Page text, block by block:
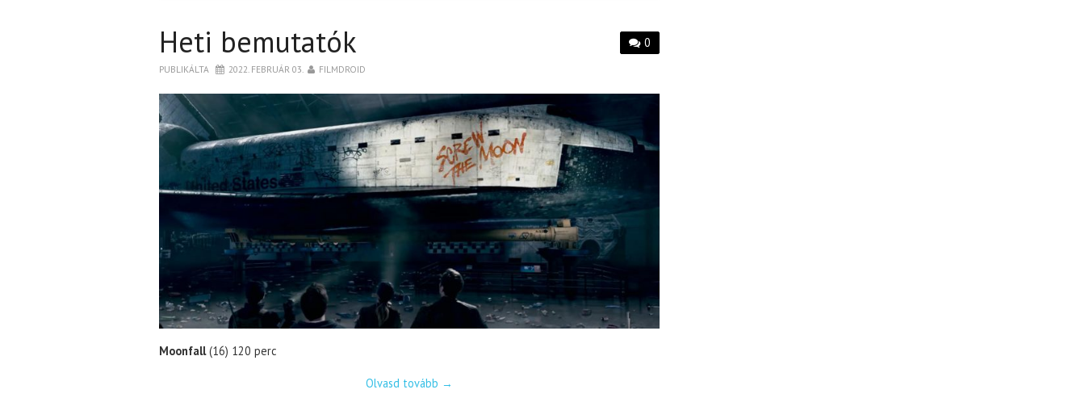
0
Heti bemutatók
PUBLIKÁLTA 2022. FEBRUÁR 03. FILMDROID
Moonfall(16) 120 perc
Olvasd tovább →